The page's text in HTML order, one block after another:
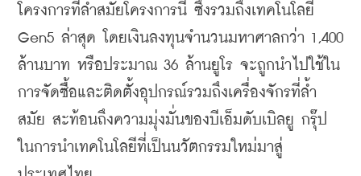
โครงการที่ล้ำสมัยโครงการนี้ ซึ่งรวมถึงเทคโนโลยี
Gen5 ล่าสุด โดยเงินลงทุนจำนวนมหาศาลกว่า 1,400
ล้านบาท หรือประมาณ 36 ล้านยูโร จะถูกนำไปใช้ใน
การจัดซื้อและติดตั้งอุปกรณ์รวมถึงเครื่องจักรที่ล้ำ
สมัย สะท้อนถึงความมุ่งมั่นของบีเอ็มดับเบิลยู กรุ๊ป
ในการนำเทคโนโลยีที่เป็นนวัตกรรมใหม่มาสู่